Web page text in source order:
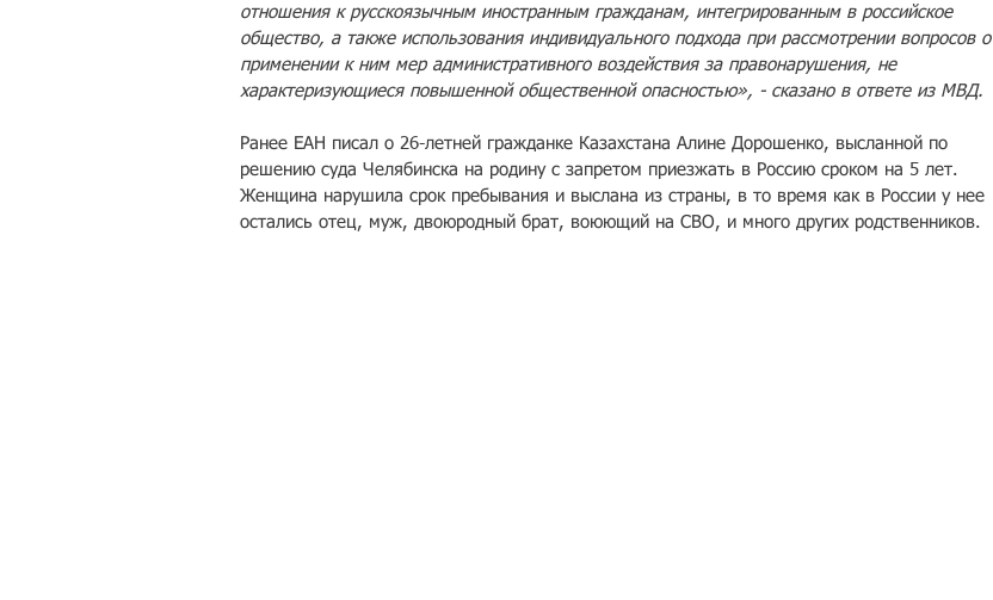
отношения к русскоязычным иностранным гражданам, интегрированным в российское
общество, а также использования индивидуального подхода при рассмотрении вопросов о
применении к ним мер административного воздействия за правонарушения, не
характеризующиеся повышенной общественной опасностью», - сказано в ответе из МВД.
Ранее ЕАН писал о 26-летней гражданке Казахстана Алине Дорошенко, высланной по
решению суда Челябинска на родину с запретом приезжать в Россию сроком на 5 лет.
Женщина нарушила срок пребывания и выслана из страны, в то время как в России у нее
остались отец, муж, двоюродный брат, воюющий на СВО, и много других родственников.